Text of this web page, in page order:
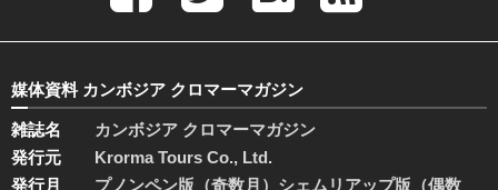
媒体資料 カンボジア クロマーマガジン
雑誌名
カンボジア クロマーマガジン
発行元
Krorma Tours Co., Ltd.
発行月
プノンペン版（奇数月）シェムリアップ版（偶数